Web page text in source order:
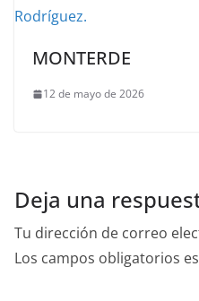
MONTERDE
12 de mayo de 2026
Deja una
Tu dirección de correo
Los campos obligatorios